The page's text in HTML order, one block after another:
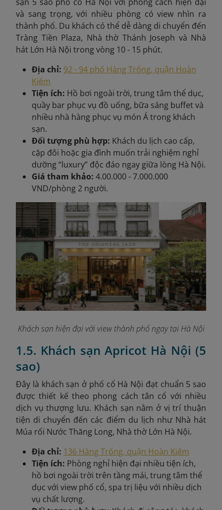
và sang trọng, với nhiều phòng có view nhìn ra
thành phố. Du khách có thể dễ dàng di chuyển đến
Tràng Tiền Plaza, Nhà thờ Thánh Joseph và Nhà
hát Lớn Hà Nội trong vòng 10 - 15 phút.
Địa chỉ: 92 - 94 phố Hàng Trống, quận Hoàn
Kiếm
Tiện ích: Hồ bơi ngoài trời, trung tâm thể dục,
quầy bar phục vụ đồ uống, bữa sáng buffet và
nhiều nhà hàng phục vụ món Á trong khách
sạn.
Đối tượng phù hợp: Khách du lịch cao cấp,
cặp đôi hoặc gia đình muốn trải nghiệm nghỉ
dưỡng “luxury” độc đáo ngay giữa lòng Hà Nội.
Giá tham khảo: 4.00.000 - 7.000.000
VND/phòng 2 người.
Khách sạn hiện đại với view thành phố ngay tại Hà Nội
1.5. Khách sạn Apricot Hà Nội (5
sao)
Đây là khách sạn ở phố cổ Hà Nội đạt chuẩn 5 sao
được thiết kế theo phong cách tân cổ với nhiều
dịch vụ thượng lưu. Khách sạn nằm ở vị trí thuận
tiện di chuyển đến các điểm du lịch như Nhà hát
Múa rối Nước Thăng Long, Nhà thờ Lớn Hà Nội.
Địa chỉ: 136 Hàng Trống, quận Hoàn Kiếm
Tiện ích: Phòng nghỉ hiện đại nhiều tiện ích,
hồ bơi ngoài trời trên tầng mái, trung tâm thể
dục với view phố cổ, spa trị liệu với nhiều dịch
vụ chất lượng.